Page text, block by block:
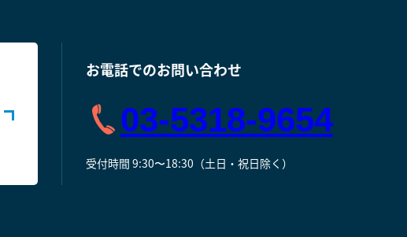
お電話でのお問い合わせ
03-5318-9654
受付時間 9:30〜18:30（土日・祝日除く）